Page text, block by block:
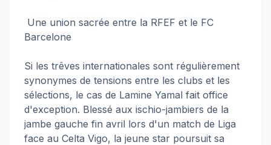
Une union sacrée entre la RFEF et le FC
Barcelone
Si les trêves internationales sont régulièrement
synonymes de tensions entre les clubs et les
sélections, le cas de Lamine Yamal fait office
d'exception. Blessé aux ischio-jambiers de la
jambe gauche fin avril lors d'un match de Liga
face au Celta Vigo, la jeune star poursuit sa